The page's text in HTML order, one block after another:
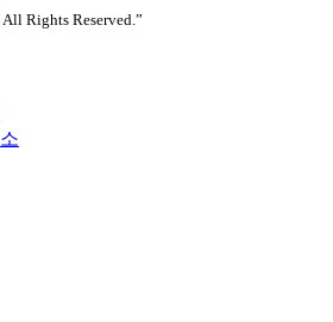
Rights Reserved.”